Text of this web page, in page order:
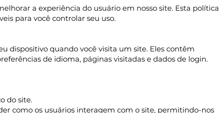
a experiência do usuário em nosso site. Esta política
para você controlar seu uso.
dispositivo quando você visita um site. Eles contêm
de idioma, páginas visitadas e dados de login.
do site.
como os usuários interagem com o site, permitindo-nos